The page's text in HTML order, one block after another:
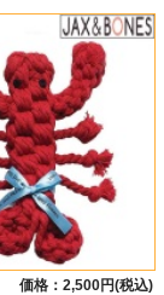
価格：2,500円(税込)